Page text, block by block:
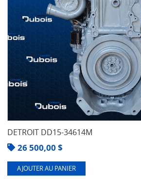
DETROIT DD15-34614M
26 500,00 $
AJOUTER AU PANIER